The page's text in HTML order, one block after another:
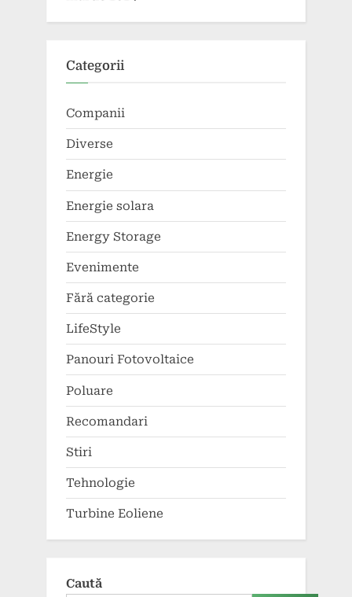
Categorii
Companii
Diverse
Energie
Energie solara
Energy Storage
Evenimente
Fără categorie
LifeStyle
Panouri Fotovoltaice
Poluare
Recomandari
Stiri
Tehnologie
Turbine Eoliene
Caută